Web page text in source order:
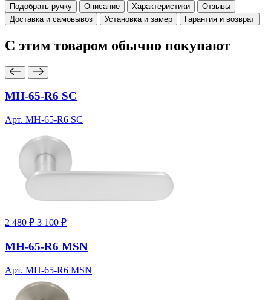
Подобрать ручку Описание Характеристики
Отзывы
Доставка и самовывоз
Установка и замер Гарантия и возврат
С этим товаром обычно покупают
MH-65-R6 SC
Арт. MH-65-R6 SC
2 480 ₽ 3 100 ₽
MH-65-R6 MSN
Арт. MH-65-R6 MSN